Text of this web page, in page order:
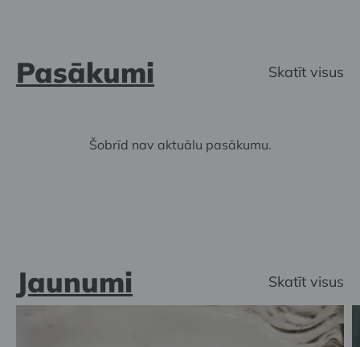
Pasākumi Skatīt visus
Šobrīd nav aktuālu pasākumu.
Jaunumi Skatīt visus